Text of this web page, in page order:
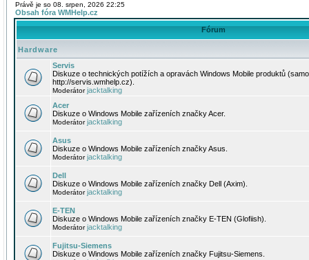
Právě je so 08. srpen, 2026 22:25
Obsah fóra WMHelp.cz
Fórum
Hardware
Servis
Diskuze o technických potížích a opravách Windows Mobile produktů
http://servis.wmhelp.cz).
Moderátorjacktalking
Acer
Diskuze o Windows Mobile zařízeních značky Acer.
Moderátorjacktalking
Asus
Diskuze o Windows Mobile zařízeních značky Asus.
Moderátorjacktalking
Dell
Diskuze o Windows Mobile zařízeních značky Dell (Axim).
Moderátorjacktalking
E-TEN
Diskuze o Windows Mobile zařízeních značky E-TEN (Glofiish).
Moderátorjacktalking
Fujitsu-Siemens
Diskuze o Windows Mobile zařízeních značky Fujitsu-Siemens.